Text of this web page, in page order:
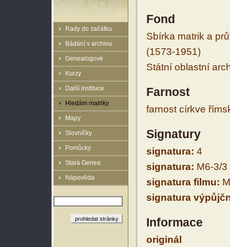
Rady do začátku
Bádání v archivu
Genealogové
Kurzy
Další instituce
Hledám matriky
Mapy
Slovníčky
Pomůcky
Stará Genea
Nápověda
Fond
Sbírka matrik a
(1573-1951)
Státní oblastní
Farnost
farnost církve
Signatury
signatura: 4
signatura: M6-3/3
signatura filmu:
signatura
Informace
originál